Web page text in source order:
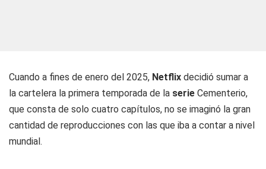
Cuando a fines de enero del 2025, Netflix decidió sumar a
la cartelera la primera temporada de la serie Cementerio,
que consta de solo cuatro capítulos, no se imaginó la gran
cantidad de reproducciones con las que iba a contar a nivel
mundial.